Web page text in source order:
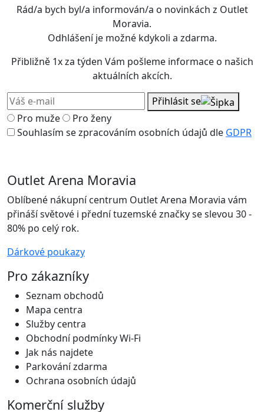
Rád/a bych byl/a informován/a o novinkách z Outlet
Moravia.
Odhlášení je možné kdykoli a zdarma.
Přibližně 1x za týden Vám pošleme informace o našich
aktuálních akcích.
Přihlásit se
Pro muže
Pro ženy
Souhlasím se zpracováním osobních údajů dle GDPR
Outlet Arena Moravia
Oblíbené nákupní centrum Outlet Arena Moravia vám
přináší světové i přední tuzemské značky se slevou 30 -
80% po celý rok.
Dárkové poukazy
Pro zákazníky
Seznam obchodů
Mapa centra
Služby centra
Obchodní podmínky Wi-Fi
Jak nás najdete
Parkování zdarma
Ochrana osobních údajů
Komerční služby